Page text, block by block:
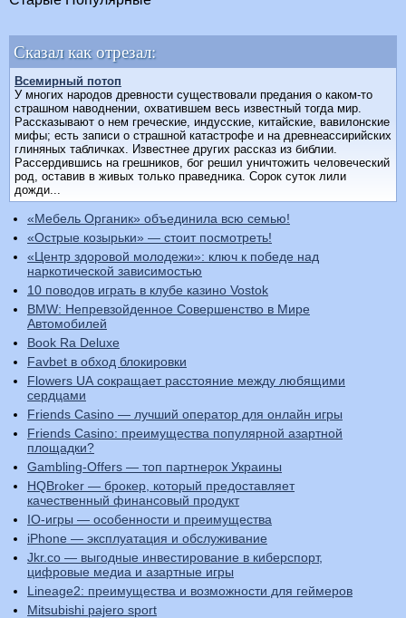
Сказал как отрезал:
Всемирный потоп
У многих народов древности существовали предания о каком-то
страшном наводнении, охватившем весь известный тогда мир.
Рассказывают о нем греческие, индусские, китайские, вавилонские
мифы; есть записи о страшной катастрофе и на древнеассирийских
глиняных табличках. Известнее других рассказ из библии.
Рассердившись на грешников, бог решил уничтожить человеческий
род, оставив в живых только праведника. Сорок суток лили
дожди...
«Мебель Органик» объединила всю семью!
«Острые козырьки» — стоит посмотреть!
«Центр здоровой молодежи»: ключ к победе над
наркотической зависимостью
10 поводов играть в клубе казино Vostok
BMW: Непревзойденное Совершенство в Мире
Автомобилей
Book Ra Deluxe
Favbet в обход блокировки
Flowers UA сокращает расстояние между любящими
сердцами
Friends Casino — лучший оператор для онлайн игры
Friends Casino: преимущества популярной азартной
площадки?
Gambling-Offers — топ партнерок Украины
HQBroker — брокер, который предоставляет
качественный финансовый продукт
IO-игры — особенности и преимущества
iPhone — эксплуатация и обслуживание
Jkr.co — выгодные инвестирование в киберспорт,
цифровые медиа и азартные игры
Lineage2: преимущества и возможности для геймеров
Mitsubishi pajero sport